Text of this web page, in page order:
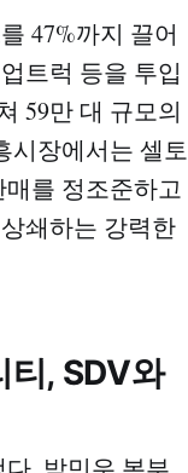
47%까지 끌어
트럭 등을 투입
59만 대 규모의
시장에서는 셀토
를 정조준하고
쇄하는 강력한
티, SDV와